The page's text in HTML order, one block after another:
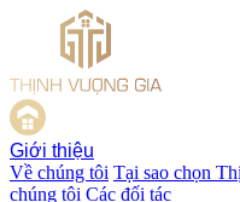
Giới thiệu
Về chúng tôi Tại sao chọn
chúng tôi Các đối tác